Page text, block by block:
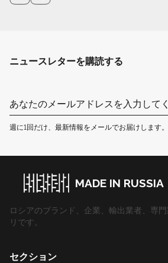
ニュースレターを購読する
週に1回だけ、最新情報をメールでお届けします。
MADE IN RUSSIA
ロシアのブランド、企業、輸出業者、専
リです。
セクション